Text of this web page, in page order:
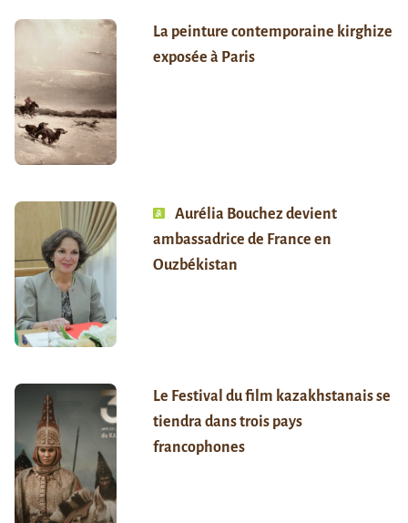
La peinture contemporaine kirghize
exposée à Paris
Aurélia Bouchez devient
ambassadrice de France en
Ouzbékistan
Le Festival du film kazakhstanais se
tiendra dans trois pays
francophones